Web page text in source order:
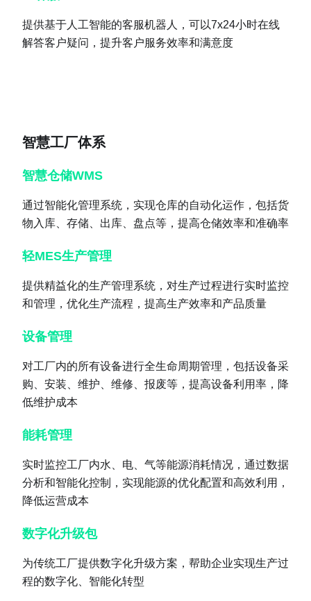
提供基于人工智能的客服机器人，可以7x24小时在线
解答客户疑问，提升客户服务效率和满意度
智慧工厂体系
智慧仓储WMS
通过智能化管理系统，实现仓库的自动化运作，包括货
物入库、存储、出库、盘点等，提高仓储效率和准确率
轻MES生产管理
提供精益化的生产管理系统，对生产过程进行实时监控
和管理，优化生产流程，提高生产效率和产品质量
设备管理
对工厂内的所有设备进行全生命周期管理，包括设备采
购、安装、维护、维修、报废等，提高设备利用率，降
低维护成本
能耗管理
实时监控工厂内水、电、气等能源消耗情况，通过数据
分析和智能化控制，实现能源的优化配置和高效利用，
降低运营成本
数字化升级包
为传统工厂提供数字化升级方案，帮助企业实现生产过
程的数字化、智能化转型